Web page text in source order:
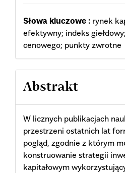
Słowa kluczowe : rynek
efektywny; indeks
cenowego; punkty zwrotne
Abstrakt
W licznych publikacjach
przestrzeni ostatnich lat
pogląd, zgodnie z którym
konstruowanie strategii
kapitałowym